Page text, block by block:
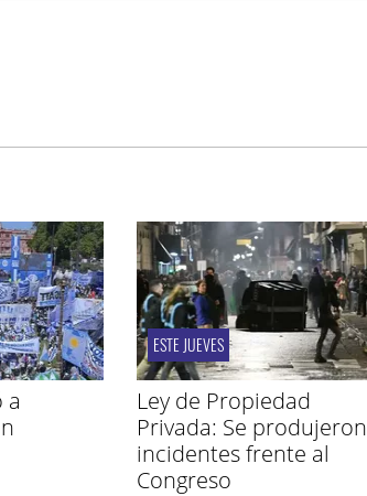
a
ESTE JUEVES
Ley de Propiedad
Privada: Se produjeron
incidentes frente al
Congreso